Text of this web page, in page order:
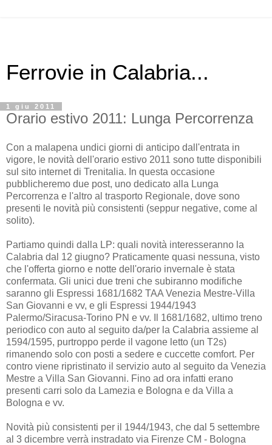
Ferrovie in Calabria...
1 giu 2011
Orario estivo 2011: Lunga Percorrenza
Con a malapena undici giorni di anticipo dall'entrata in
vigore, le novità dell'orario estivo 2011 sono tutte disponibili
sul sito internet di Trenitalia. In questa occasione
pubblicheremo due post, uno dedicato alla Lunga
Percorrenza e l'altro al trasporto Regionale, dove sono
presenti le novità più consistenti (seppur negative, come al
solito).
Partiamo quindi dalla LP: quali novità interesseranno la
Calabria dal 12 giugno? Praticamente quasi nessuna, visto
che l'offerta giorno e notte dell'orario invernale è stata
confermata. Gli unici due treni che subiranno modifiche
saranno gli Espressi 1681/1682 TAA Venezia Mestre-Villa
San Giovanni e vv, e gli Espressi 1944/1943
Palermo/Siracusa-Torino PN e vv. Il 1681/1682, ultimo treno
periodico con auto al seguito da/per la Calabria assieme al
1594/1595, purtroppo perde il vagone letto (un T2s)
rimanendo solo con posti a sedere e cuccette comfort. Per
contro viene ripristinato il servizio auto al seguito da Venezia
Mestre a Villa San Giovanni. Fino ad ora infatti erano
presenti carri solo da Lamezia e Bologna e da Villa a
Bologna e vv.
Novità più consistenti per il 1944/1943, che dal 5 settembre
al 3 dicembre verrà instradato via Firenze CM - Bologna